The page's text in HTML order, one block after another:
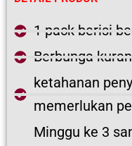
1 pack berisi
Berbunga
ketahanan
memerlukan
Minggu ke 3